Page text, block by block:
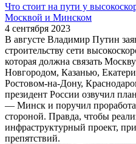
Что стоит на пути у
Москвой и Минском
4 сентября 2023
В августе Владимир Путин
строительству сети
которая должна связать
Новгородом, Казанью,
Ростовом-на-Дону,
президент России озвучил
— Минск и поручил
стороной. Правда, чтобы
инфраструктурный проект,
препятствий.